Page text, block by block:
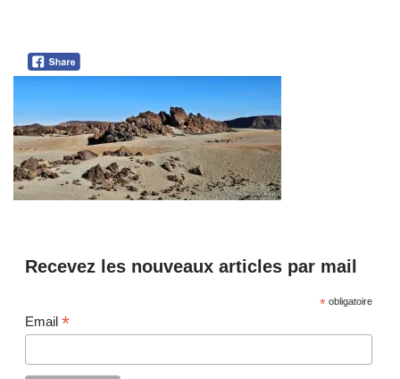
Recevez les nouveaux articles par mail
*obligatoire
Email *